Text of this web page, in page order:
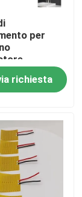
per
UV
da denti
per la
richiesta